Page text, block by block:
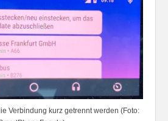
Verbindung kurz getrennt werden (Foto: